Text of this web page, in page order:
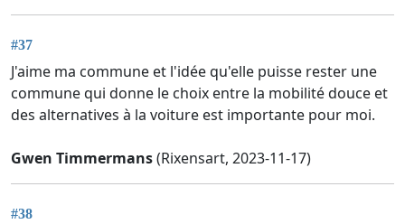
#37
J'aime ma commune et l'idée qu'elle puisse rester une
commune qui donne le choix entre la mobilité douce et
des alternatives à la voiture est importante pour moi.
Gwen Timmermans(Rixensart, 2023-11-17)
#38